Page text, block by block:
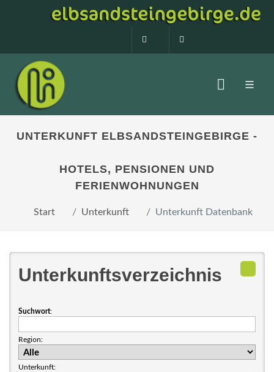
0160 99873408
UNTERKUNFT ELBSANDSTEINGEBIRGE -
HOTELS, PENSIONEN UND
FERIENWOHNUNGEN
Start Unterkunft Unterkunft Datenbank
Unterkunftsverzeichnis
Suchwort:
Region:
Unterkunft: